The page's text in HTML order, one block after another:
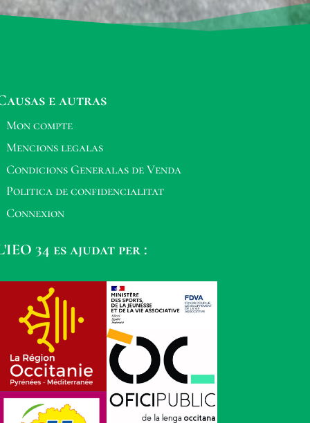
e autras
Mon compte
Mencions legalas
Condicions Generalas de Venda
Politica de confidencialitat
Connexion
34 es ajudat per :